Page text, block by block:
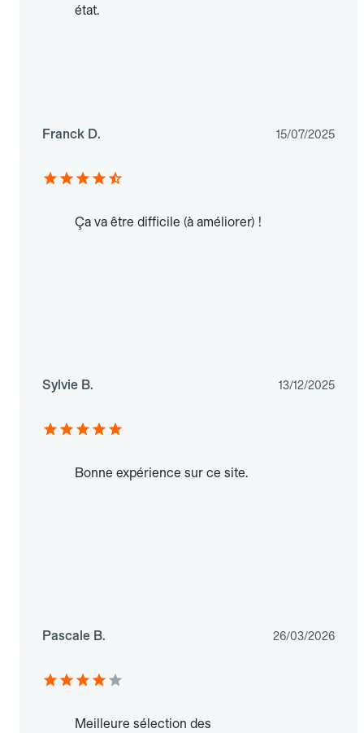
état.
Franck D. 15/07/2025
Ça va être difficile (à améliorer) !
Sylvie B. 13/12/2025
Bonne expérience sur ce site.
Pascale B. 26/03/2026
Meilleure sélection des